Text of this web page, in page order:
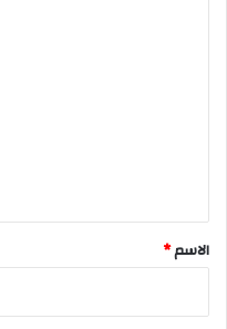
*
الاسم*